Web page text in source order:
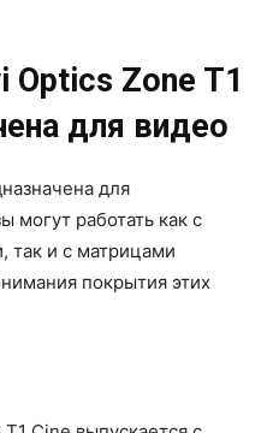
Optics Zone T1
для видео
для
могут работать как с
так и с матрицами
покрытия этих